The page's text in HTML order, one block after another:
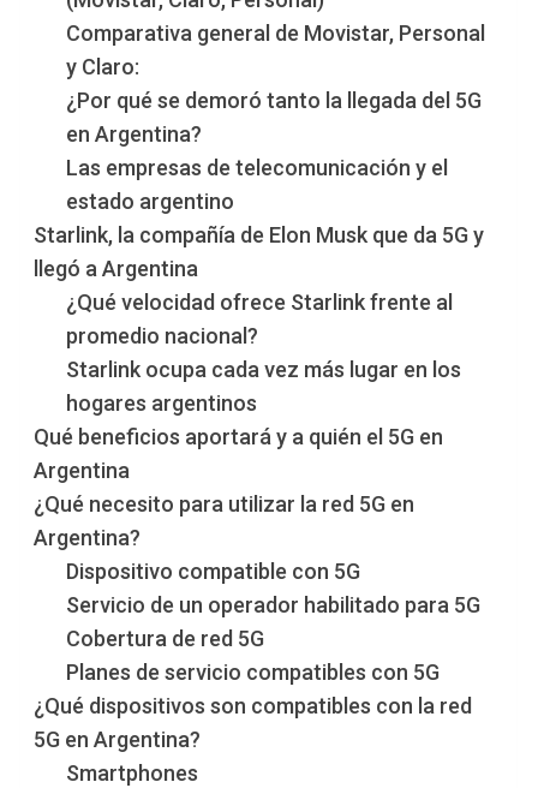
Comparativa general de Movistar, Personal
y Claro:
¿Por qué se demoró tanto la llegada del 5G
en Argentina?
Las empresas de telecomunicación y el
estado argentino
Starlink, la compañía de Elon Musk que da 5G y
llegó a Argentina
¿Qué velocidad ofrece Starlink frente al
promedio nacional?
Starlink ocupa cada vez más lugar en los
hogares argentinos
Qué beneficios aportará y a quién el 5G en
Argentina
¿Qué necesito para utilizar la red 5G en
Argentina?
Dispositivo compatible con 5G
Servicio de un operador habilitado para 5G
Cobertura de red 5G
Planes de servicio compatibles con 5G
¿Qué dispositivos son compatibles con la red
5G en Argentina?
Smartphones